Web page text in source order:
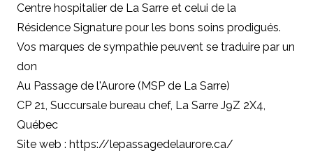
Centre hospitalier de La Sarre et celui de la
Résidence Signature pour les bons soins prodigués.
Vos marques de sympathie peuvent se traduire par un
don
Au Passage de l'Aurore (MSP de La Sarre)
CP 21, Succursale bureau chef, La Sarre J9Z 2X4,
Québec
Site web : https://lepassagedelaurore.ca/